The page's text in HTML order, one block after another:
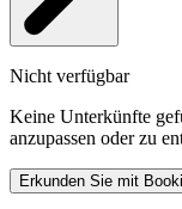
Nicht verfügbar
Keine Unterkünfte
anzupassen oder zu
Erkunden Sie mit